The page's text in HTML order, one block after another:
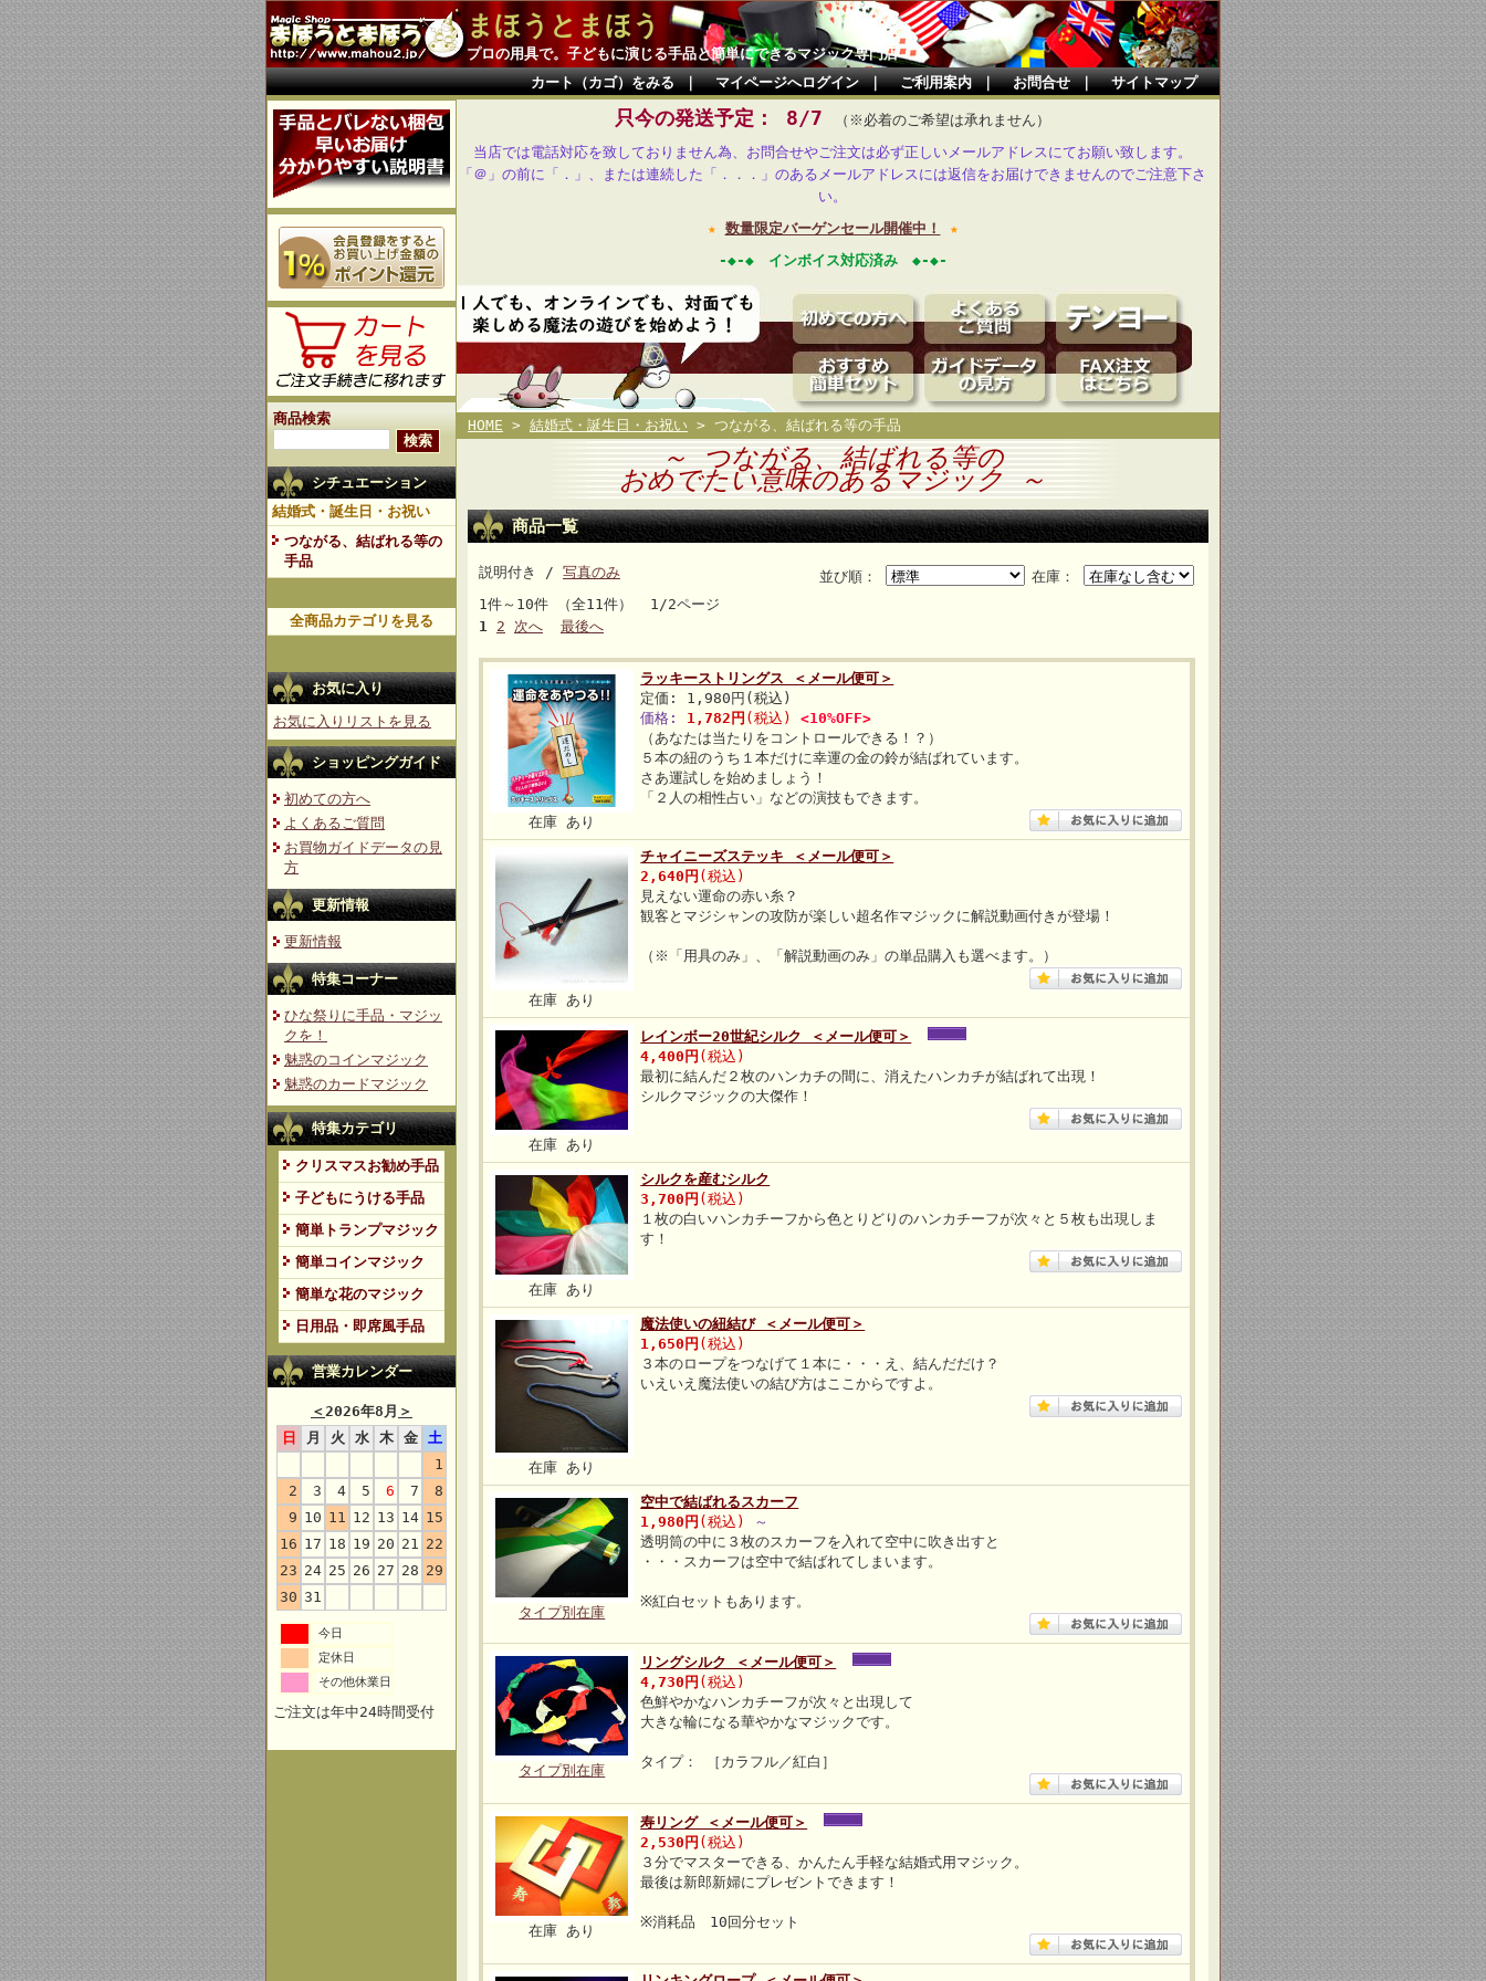
まほうとまほう
プロの用具で。子どもに演じる手品と簡単にできるマジック専門店
カート（カゴ）をみる｜ マイページへログイン｜ ご利用案内｜ お問合せ｜ サイトマップ
商品検索
シチュエーション
結婚式・誕生日・お祝い
つながる、結ばれる等の
手品
全商品カテゴリを見る
お気に入り
お気に入りリストを見る
ショッピングガイド
初めての方へ
よくあるご質問
お買物ガイドデータの見
方
更新情報
更新情報
特集コーナー
ひな祭りに手品・マジッ
クを！
魅惑のコインマジック
魅惑のカードマジック
特集カテゴリ
クリスマスお勧め手品
子どもにうける手品
簡単トランプマジック
簡単コインマジック
簡単な花のマジック
日用品・即席風手品
営業カレンダー
＜ 2026年8月 ＞
日
月 火 水 木 金
土
1
2
3 4 5 6 7
8
9 10 11 12 13 14 15
16 17 18 19 20 21
22
23 24 25 26 27 28 29
30 31
今日
定休日
その他休業日
ご注文は年中24時間受付
只今の発送予定： 8/7
（※必着のご希望は承れません）
当店では電話対応を致しておりません為、お問合せやご注文は必ず正しいメールアドレスにてお願い致します。
「＠」の前に「．」、または連続した「．．．」のあるメールアドレスには返信をお届けできませんのでご注意下さ
い。
★ 数量限定バーゲンセール開催中！
★
-◆-◆ インボイス対応済み ◆-◆-
HOME > 結婚式・誕生日・お祝い > つながる、結ばれる等の手品
～ つながる、結ばれる等の
おめでたい意味のあるマジック ～
商品一覧
在庫：
並び順：
説明付き / 写真のみ
1件～10件 （全11件） 1/2ページ
1 2 次へ 最後へ
在庫 あり
ラッキーストリングス ＜メール便可＞
定価: 1,980円(税込)
価格: 1,782円 (税込)
<10%OFF>
（あなたは当たりをコントロールできる！？）
５本の紐のうち１本だけに幸運の金の鈴が結ばれています。
さあ運試しを始めましょう！
「２人の相性占い」などの演技もできます。
在庫 あり
チャイニーズステッキ ＜メール便可＞
2,640円 (税込)
見えない運命の赤い糸？
観客とマジシャンの攻防が楽しい超名作マジックに解説動画付きが登場！
（※「用具のみ」、「解説動画のみ」の単品購入も選べます。）
在庫 あり
レインボー20世紀シルク ＜メール便可＞
4,400円 (税込)
最初に結んだ２枚のハンカチの間に、消えたハンカチが結ばれて出現！
シルクマジックの大傑作！
在庫 あり
シルクを産むシルク
3,700円 (税込)
１枚の白いハンカチーフから色とりどりのハンカチーフが次々と５枚も出現しま
す！
在庫 あり
魔法使いの紐結び ＜メール便可＞
1,650円 (税込)
３本のロープをつなげて１本に・・・え、結んだだけ？
いえいえ魔法使いの結び方はここからですよ。
タイプ別在庫
空中で結ばれるスカーフ
1,980円 (税込)
～
透明筒の中に３枚のスカーフを入れて空中に吹き出すと
・・・スカーフは空中で結ばれてしまいます。
※紅白セットもあります。
タイプ別在庫
リングシルク ＜メール便可＞
4,730円 (税込)
色鮮やかなハンカチーフが次々と出現して
大きな輪になる華やかなマジックです。
タイプ： ［カラフル／紅白］
在庫 あり
寿リング ＜メール便可＞
2,530円 (税込)
３分でマスターできる、かんたん手軽な結婚式用マジック。
最後は新郎新婦にプレゼントできます！
※消耗品 10回分セット